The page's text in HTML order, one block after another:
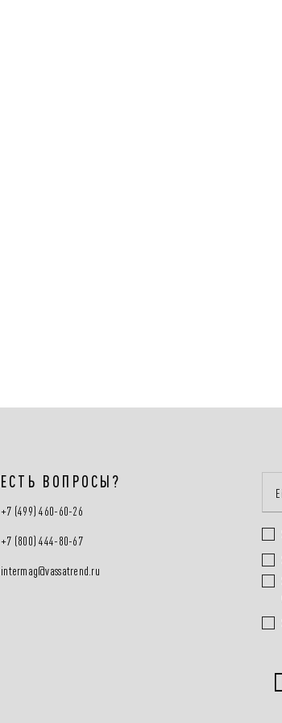
ЕСТЬ ВОПРОСЫ?
+7 (499) 460-60-26
+7 (800) 444-80-67
intermag@vassatrend.ru